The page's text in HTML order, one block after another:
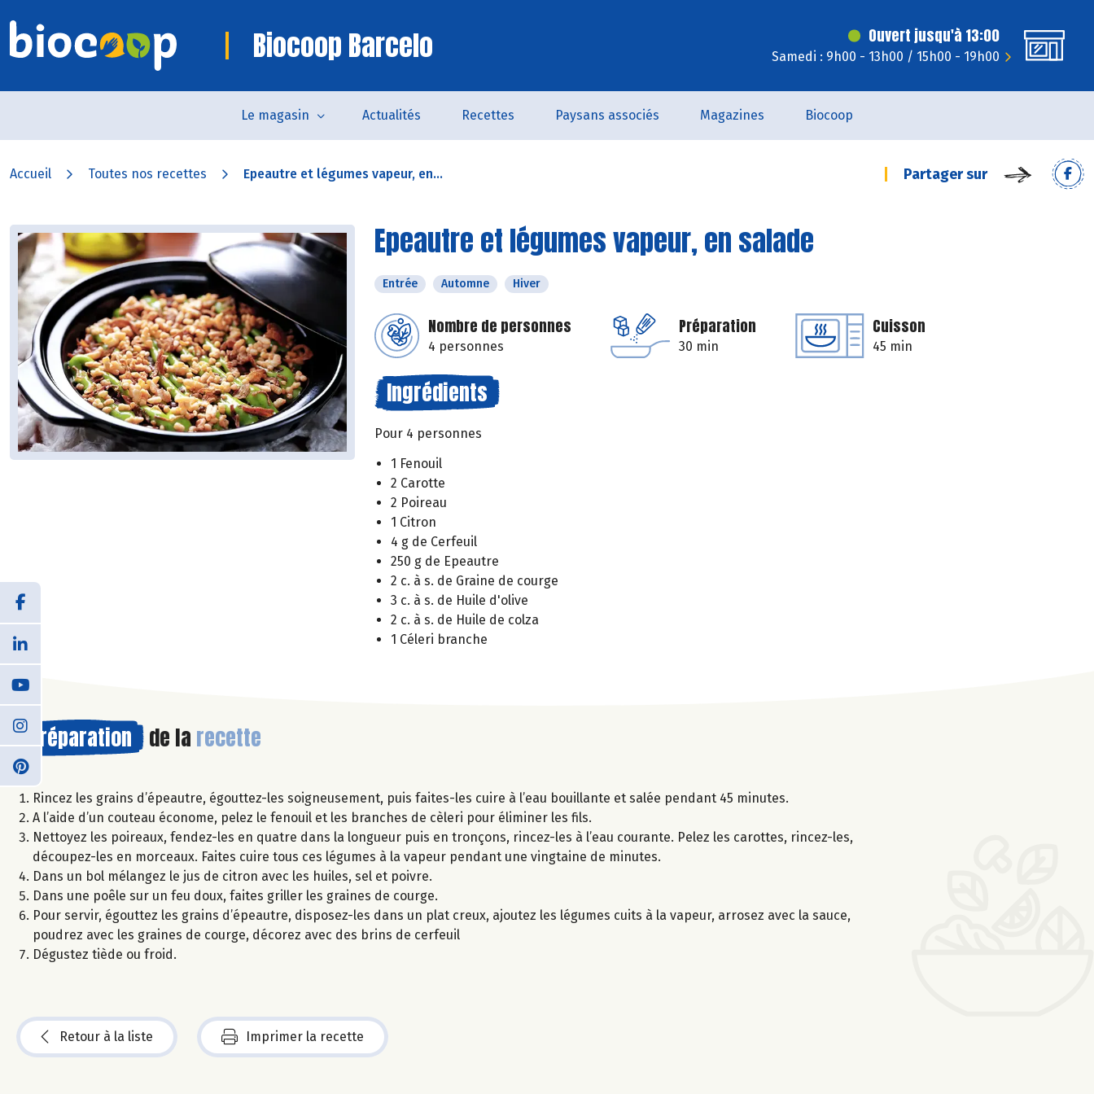
Biocoop Barcelo Ouvert jusqu'à 13:00
Samedi : 9h00 - 13h00 / 15h00 - 19h00
Le magasin Actualités Recettes Paysans associés Magazines Biocoop
Accueil Toutes nos recettes Epeautre et légumes vapeur, en... Partager sur
Epeautre et légumes vapeur, en salade
Entrée Automne Hiver
Nombre de personnes
4 personnes
Préparation
30 min
Cuisson
45 min
Ingrédients
Pour 4 personnes
1 Fenouil
2 Carotte
2 Poireau
1 Citron
4 g de Cerfeuil
250 g de Epeautre
2 c. à s. de Graine de courge
3 c. à s. de Huile d'olive
2 c. à s. de Huile de colza
1 Céleri branche
Préparation de la recette
Rincez les grains d’épeautre, égouttez-les soigneusement, puis faites-les cuire à l’eau bouillante et salée pendant 45 minutes.
A l’aide d’un couteau économe, pelez le fenouil et les branches de cèleri pour éliminer les fils.
Nettoyez les poireaux, fendez-les en quatre dans la longueur puis en tronçons, rincez-les à l’eau courante. Pelez les carottes, rincez-les,
découpez-les en morceaux. Faites cuire tous ces légumes à la vapeur pendant une vingtaine de minutes.
Dans un bol mélangez le jus de citron avec les huiles, sel et poivre.
Dans une poêle sur un feu doux, faites griller les graines de courge.
Pour servir, égouttez les grains d’épeautre, disposez-les dans un plat creux, ajoutez les légumes cuits à la vapeur, arrosez avec la sauce,
poudrez avec les graines de courge, décorez avec des brins de cerfeuil
Dégustez tiède ou froid.
Retour à la liste Imprimer la recette